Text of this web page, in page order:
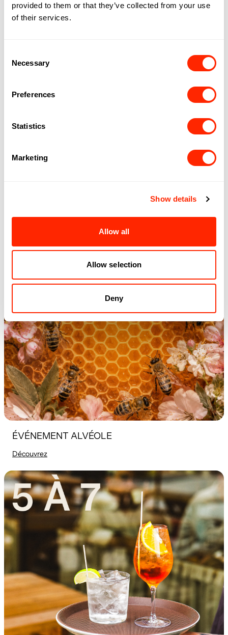
provided to them or that they’ve collected from your use
of their services.
Selection
Necessary
Preferences
Statistics
Marketing
Show details
Allow all
Allow selection
Deny
ÉVÉNEMENT ALVÉOLE
Découvrez